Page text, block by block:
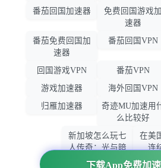
下载App免费加
番茄回国加速器
免费回国游戏加
速器
番茄免费回国加
速器
番茄回国VPN
回国游戏VPN 番茄VPN
游戏加速器
海外回国VPN
归雁加速器
奇迹MU加速用
么比较好
新加坡怎么玩七
人传奇：光与暗
之交战
在美
连